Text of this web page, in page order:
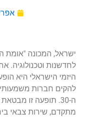
אפריל 17,
ישראל, המכונה "אומת
לחדשנות
היזמי הישראלי היא
להקים חברות
ה-30. תופעה זו
מתקדם, שירות צבאי